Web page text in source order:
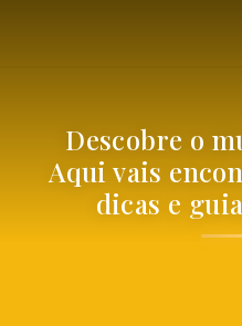
Descobre o
Aqui vais
dicas e